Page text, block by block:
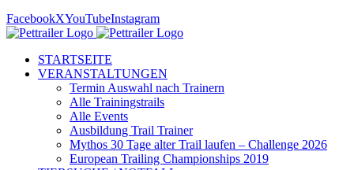
FacebookXYouTubeInstagram
STARTSEITE
VERANSTALTUNGEN
Termin Auswahl nach Trainern
Alle Trainingstrails
Alle Events
Ausbildung Trail Trainer
Mythos 30 Tage alter Trail laufen – Challenge 2026
European Trailing Championships 2019